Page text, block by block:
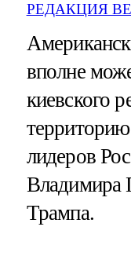
РЕДАКЦИЯ
вполне
киевского
лидеров
Владимира
Трампа.